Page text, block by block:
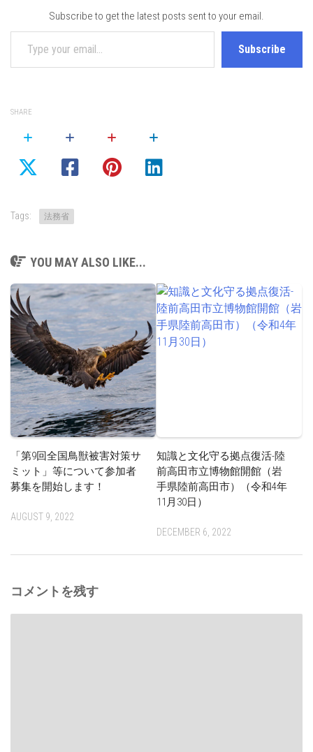
Subscribe to get the latest posts sent to your email.
Type your email…
Subscribe
SHARE
Tags: 法務省
YOU MAY ALSO LIKE...
「第9回全国鳥獣被害対策サ
ミット」等について参加者
募集を開始します！
AUGUST 9, 2022
知識と文化守る拠点復活-陸
前高田市立博物館開館（岩
手県陸前高田市）（令和4年
11月30日）
DECEMBER 6, 2022
コメントを残す